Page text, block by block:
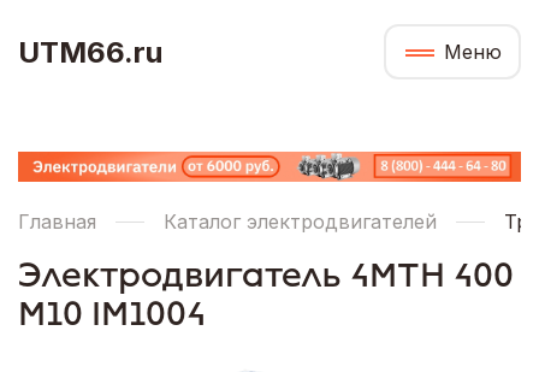
UTM66.ru Меню
Главная Каталог электродвигателей
Электродвигатель 4МТН 400
М10 IM1004